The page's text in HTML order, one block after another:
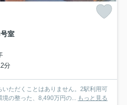
室
分
ただくことはありません。2駅利用可
の整った、8,490万円の...
もっと見る